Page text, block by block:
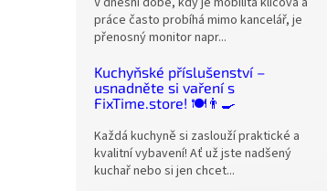
práce často probíhá mimo kancelář, je
přenosný monitor napr...
Kuchyňské příslušenství –
usnadněte si vaření s
FixTime.store! 🍽️👨‍🍳
Každá kuchyně si zaslouží praktické a
kvalitní vybavení! Ať už jste nadšený
kuchař nebo si jen chcet...